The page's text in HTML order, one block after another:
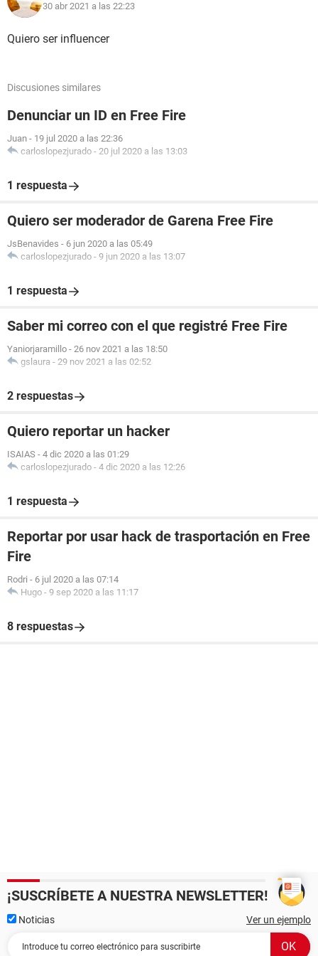
30 abr 2021 a las 22:23
Quiero ser influencer
Discusiones similares
Denunciar un ID en Free Fire
Juan - 19 jul 2020 a las 22:36
carloslopezjurado - 20 jul 2020 a las 13:03
1 respuesta
Quiero ser moderador de Garena Free Fire
JsBenavides - 6 jun 2020 a las 05:49
carloslopezjurado - 9 jun 2020 a las 13:07
1 respuesta
Saber mi correo con el que registré Free Fire
Yaniorjaramillo - 26 nov 2021 a las 18:50
gslaura - 29 nov 2021 a las 02:52
2 respuestas
Quiero reportar un hacker
ISAIAS - 4 dic 2020 a las 01:29
carloslopezjurado - 4 dic 2020 a las 12:26
1 respuesta
Reportar por usar hack de trasportación en Free
Fire
Rodri - 6 jul 2020 a las 07:14
Hugo - 9 sep 2020 a las 11:17
8 respuestas
¡SUSCRÍBETE A NUESTRA NEWSLETTER!
Noticias Ver un ejemplo